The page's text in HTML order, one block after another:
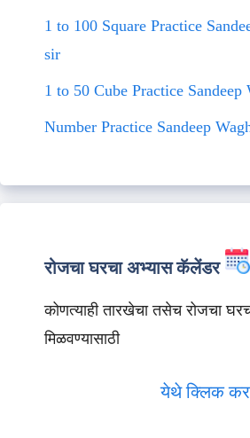
1 to 100 Square Practice
sir
1 to 50 Cube Practice Sandeep
Number Practice Sandeep
रोजचा घरचा अभ्यास कॅलेंडर
कोणत्याही तारखेचा तसेच रोजचा
मिळवण्यासाठी
येथे क्लिक